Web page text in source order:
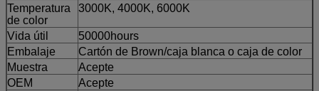
Temperatura
de color
3000K, 4000K, 6000K
Vida útil
50000hours
Embalaje
Cartón de Brown/caja blanca o caja de color
Muestra
Acepte
OEM
Acepte